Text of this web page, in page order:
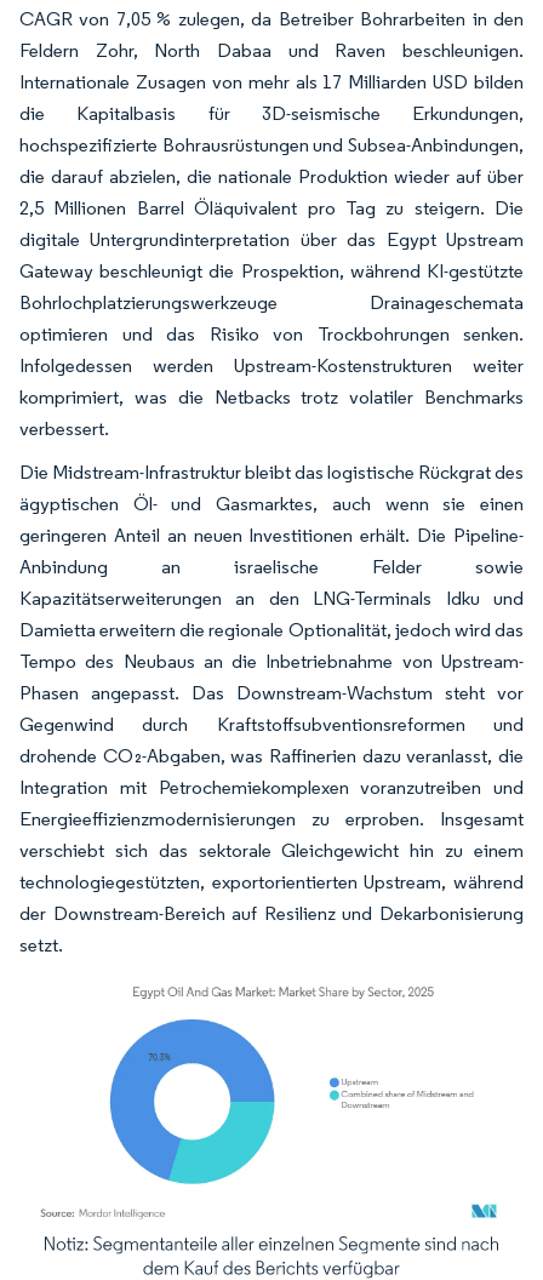
CAGR von 7,05 % zulegen, da Betreiber Bohrarbeiten in den
Feldern Zohr, North Dabaa und Raven beschleunigen.
Internationale Zusagen von mehr als 17 Milliarden USD bilden
die Kapitalbasis für 3D-seismische Erkundungen,
hochspezifizierte Bohrausrüstungen und Subsea-Anbindungen,
die darauf abzielen, die nationale Produktion wieder auf über
2,5 Millionen Barrel Öläquivalent pro Tag zu steigern. Die
digitale Untergrundinterpretation über das Egypt Upstream
Gateway beschleunigt die Prospektion, während KI-gestützte
Bohrlochplatzierungswerkzeuge Drainageschemata
optimieren und das Risiko von Trockbohrungen senken.
Infolgedessen werden Upstream-Kostenstrukturen weiter
komprimiert, was die Netbacks trotz volatiler Benchmarks
verbessert.
Die Midstream-Infrastruktur bleibt das logistische Rückgrat des
ägyptischen Öl- und Gasmarktes, auch wenn sie einen
geringeren Anteil an neuen Investitionen erhält. Die Pipeline-
Anbindung an israelische Felder sowie
Kapazitätserweiterungen an den LNG-Terminals Idku und
Damietta erweitern die regionale Optionalität, jedoch wird das
Tempo des Neubaus an die Inbetriebnahme von Upstream-
Phasen angepasst. Das Downstream-Wachstum steht vor
Gegenwind durch Kraftstoffsubventionsreformen und
drohende CO₂-Abgaben, was Raffinerien dazu veranlasst, die
Integration mit Petrochemiekomplexen voranzutreiben und
Energieeffizienzmodernisierungen zu erproben. Insgesamt
verschiebt sich das sektorale Gleichgewicht hin zu einem
technologiegestützten, exportorientierten Upstream, während
der Downstream-Bereich auf Resilienz und Dekarbonisierung
setzt.
Bild © Mordor Intelligence. Wiederverwendung erfordert Namensnennung